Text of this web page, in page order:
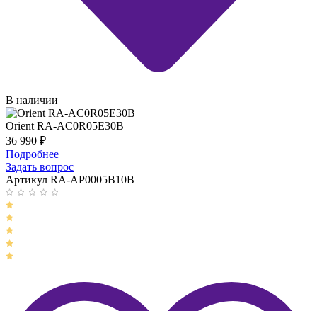
В наличии
Orient RA-AC0R05E30B
36 990 ₽
Подробнее
Задать вопрос
Артикул RA-AP0005B10B